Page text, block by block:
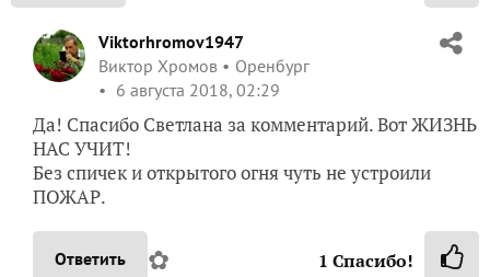
Viktorhromov1947
Виктор Хромов
Оренбург
6 августа 2018, 02:29
Да! Спасибо Светлана за комментарий. Вот ЖИЗНЬ
НАС УЧИТ!
Без спичек и открытого огня чуть не устроили
ПОЖАР.
Ответить ✿ 1 Спасибо!